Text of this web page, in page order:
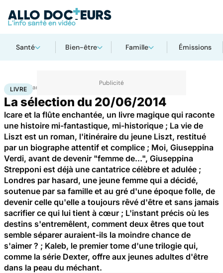
Santé Bien-être Famille Émissions
Accueil Santé
LIVRE
La sélection du 20/06/2014
Icare et la flûte enchantée, un livre magique qui raconte
une histoire mi-fantastique, mi-historique ; La vie de
Liszt est un roman, l'itinéraire du jeune Liszt, restitué
par un biographe attentif et complice ; Moi, Giuseppina
Verdi, avant de devenir "femme de...", Giuseppina
Strepponi est déjà une cantatrice célèbre et adulée ;
Londres par hasard, une jeune femme qui a décidé,
soutenue par sa famille et au gré d'une époque folle, de
devenir celle qu'elle a toujours rêvé d'être et sans jamais
sacrifier ce qui lui tient à cœur ; L'instant précis où les
destins s'entremêlent, comment deux êtres que tout
semble séparer auraient-ils la moindre chance de
s'aimer ? ; Kaleb, le premier tome d'une trilogie qui,
comme la série Dexter, offre aux jeunes adultes d'être
dans la peau du méchant.